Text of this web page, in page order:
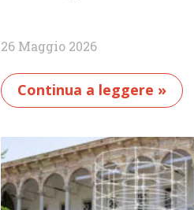
26 Maggio 2026
Continua a leggere »